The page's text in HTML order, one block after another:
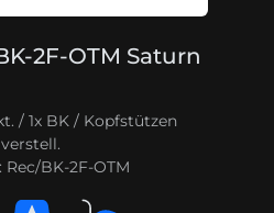
2F-OTM Saturn
/ 1x BK / Kopfstützen
Rec/BK-2F-OTM